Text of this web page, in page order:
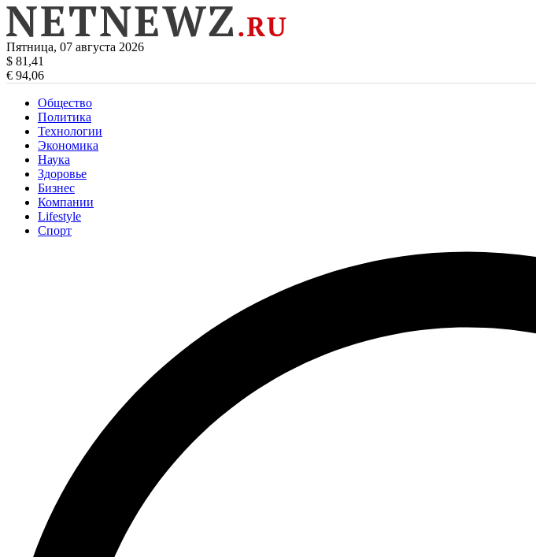
Пятница, 07 августа 2026
$ 81,41
€ 94,06
Общество
Политика
Технологии
Экономика
Наука
Здоровье
Бизнес
Компании
Lifestyle
Спорт